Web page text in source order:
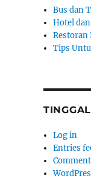
Bus dan
Hotel
Restoran
Tips
Log in
Entries